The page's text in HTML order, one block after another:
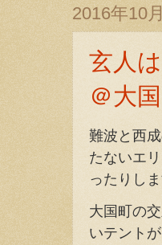
2016年10
玄人
＠大
難波と西
たないエ
ったりしま
大国町の
いテント